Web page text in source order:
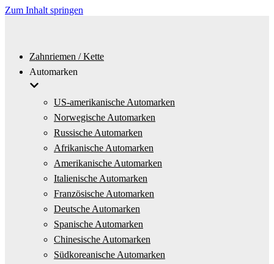
Zum Inhalt springen
Zahnriemen / Kette
Automarken
US-amerikanische Automarken
Norwegische Automarken
Russische Automarken
Afrikanische Automarken
Amerikanische Automarken
Italienische Automarken
Französische Automarken
Deutsche Automarken
Spanische Automarken
Chinesische Automarken
Südkoreanische Automarken